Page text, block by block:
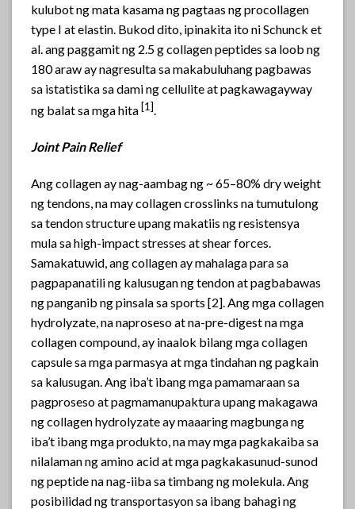
kulubot ng mata kasama ng pagtaas ng procollagen
type I at elastin. Bukod dito, ipinakita ito ni Schunck et
al. ang paggamit ng 2.5 g collagen peptides sa loob ng
180 araw ay nagresulta sa makabuluhang pagbawas
sa istatistika sa dami ng cellulite at pagkawagayway
ng balat sa mga hita [1].
Joint Pain Relief
Ang collagen ay nag-aambag ng ~ 65–80% dry weight
ng tendons, na may collagen crosslinks na tumutulong
sa tendon structure upang makatiis ng resistensya
mula sa high-impact stresses at shear forces.
Samakatuwid, ang collagen ay mahalaga para sa
pagpapanatili ng kalusugan ng tendon at pagbabawas
ng panganib ng pinsala sa sports [2]. Ang mga collagen
hydrolyzate, na naproseso at na-pre-digest na mga
collagen compound, ay inaalok bilang mga collagen
capsule sa mga parmasya at mga tindahan ng pagkain
sa kalusugan. Ang iba’t ibang mga pamamaraan sa
pagproseso at pagmamanupaktura upang makagawa
ng collagen hydrolyzate ay maaaring magbunga ng
iba’t ibang mga produkto, na may mga pagkakaiba sa
nilalaman ng amino acid at mga pagkakasunud-sunod
ng peptide na nag-iiba sa timbang ng molekula. Ang
posibilidad ng transportasyon sa ibang bahagi ng